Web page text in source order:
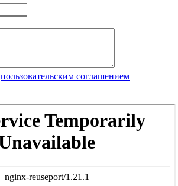
пользовательским соглашением